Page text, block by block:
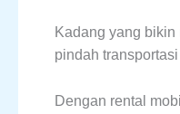
Kadang yang
pindah
Dengan rental